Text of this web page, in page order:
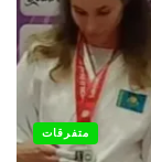
متفرقات